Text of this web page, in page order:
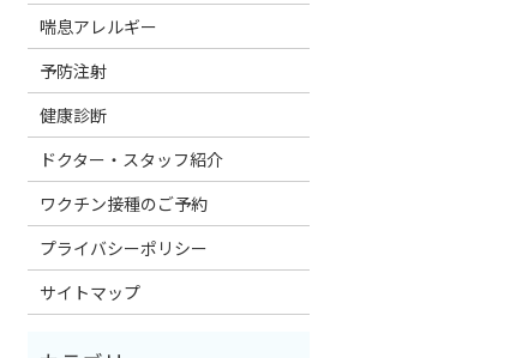
喘息アレルギー
予防注射
健康診断
ドクター・スタッフ紹介
ワクチン接種のご予約
プライバシーポリシー
サイトマップ